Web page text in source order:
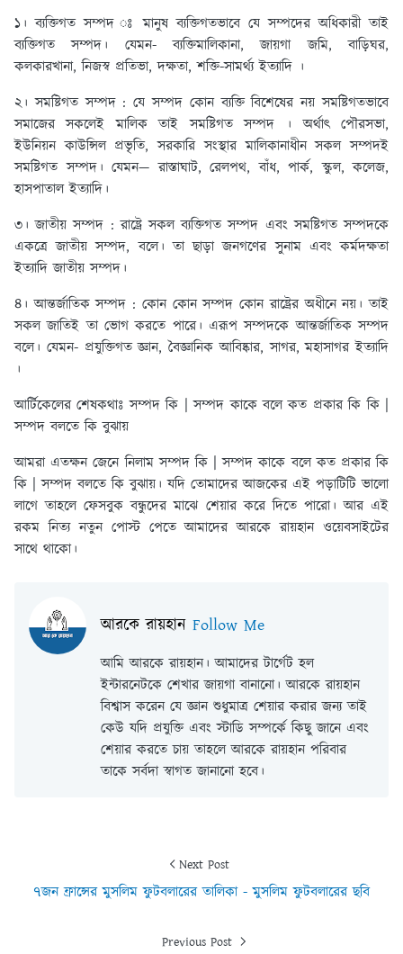
১। ব্যক্তিগত সম্পদ ঃ মানুষ ব্যক্তিগতভাবে যে সম্পদের অধিকারী তাই
ব্যক্তিগত সম্পদ। যেমন- ব্যক্তিমালিকানা, জায়গা জমি, বাড়িঘর,
কলকারখানা, নিজস্ব প্রতিভা, দক্ষতা, শক্তি-সামর্থ্য ইত্যাদি ।
২। সমষ্টিগত সম্পদ : যে সম্পদ কোন ব্যক্তি বিশেষের নয় সমষ্টিগতভাবে
সমাজের সকলেই মালিক তাই সমষ্টিগত সম্পদ । অর্থাৎ পৌরসভা,
ইউনিয়ন কাউন্সিল প্রভৃতি, সরকারি সংস্থার মালিকানাধীন সকল সম্পদই
সমষ্টিগত সম্পদ। যেমন— রাস্তাঘাট, রেলপথ, বাঁধ, পার্ক, স্কুল, কলেজ,
হাসপাতাল ইত্যাদি।
৩। জাতীয় সম্পদ :রাষ্ট্রে সকল ব্যক্তিগত সম্পদ এবং সমষ্টিগত সম্পদকে
একত্রে জাতীয় সম্পদ, বলে। তা ছাড়া জনগণের সুনাম এবং কর্মদক্ষতা
ইত্যাদি জাতীয় সম্পদ।
৪। আন্তর্জাতিক সম্পদ : কোন কোন সম্পদ কোন রাষ্ট্রের অধীনে নয়। তাই
সকল জাতিই তা ভোগ করতে পারে। এরূপ সম্পদকে আন্তর্জাতিক সম্পদ
বলে। যেমন- প্রযুক্তিগত জ্ঞান, বৈজ্ঞানিক আবিষ্কার, সাগর, মহাসাগর ইত্যাদি
।
আর্টিকেলের শেষকথাঃ সম্পদ কি | সম্পদ কাকে বলে কত প্রকার কি কি |
সম্পদ বলতে কি বুঝায়
আমরা এতক্ষন জেনে নিলাম সম্পদ কি | সম্পদ কাকে বলে কত প্রকার কি
কি | সম্পদ বলতে কি বুঝায়। যদি তোমাদের আজকের এই পড়াটিটি ভালো
লাগে তাহলে ফেসবুক বন্ধুদের মাঝে শেয়ার করে দিতে পারো। আর এই
রকম নিত্য নতুন পোস্ট পেতে আমাদের আরকে রায়হান ওয়েবসাইটের
সাথে থাকো।
আরকে রায়হান Follow Me
আমি আরকে রায়হান। আমাদের টার্গেট হল
ইন্টারনেটকে শেখার জায়গা বানানো। আরকে রায়হান
বিশ্বাস করেন যে জ্ঞান শুধুমাত্র শেয়ার করার জন্য তাই
কেউ যদি প্রযুক্তি এবং স্টাডি সম্পর্কে কিছু জানে এবং
শেয়ার করতে চায় তাহলে আরকে রায়হান পরিবার
তাকে সর্বদা স্বাগত জানানো হবে।
Next Post
৭জন ফ্রান্সের মুসলিম ফুটবলারের তালিকা - মুসলিম ফুটবলারের ছবি
Previous Post